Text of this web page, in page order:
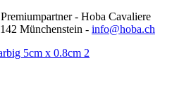
- Hoba Cavaliere
Münchenstein - info@hoba.ch